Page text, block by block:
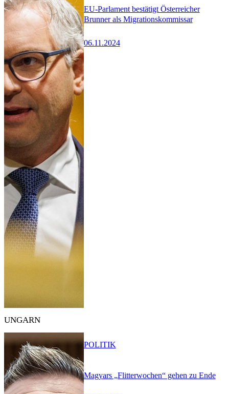
EU-Parlament bestätigt Österreicher
Brunner als Migrationskommissar
06.11.2024
UNGARN
Magyars „Flitterwochen“ gehen zu Ende
POLITIK